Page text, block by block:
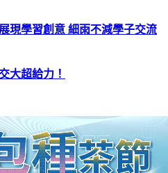
現學習創意 細雨不減學子交流
大超給力！